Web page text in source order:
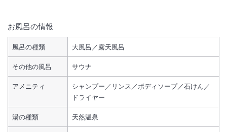
お風呂の情報
風呂の種類 大風呂／露天風呂
その他の風呂 サウナ
アメニティ
シャンプー／リンス／ボディソープ／石けん／
ドライヤー
湯の種類 天然温泉